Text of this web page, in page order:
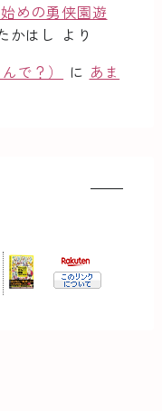
めの勇侠園遊
かはし より
で？）
に あま